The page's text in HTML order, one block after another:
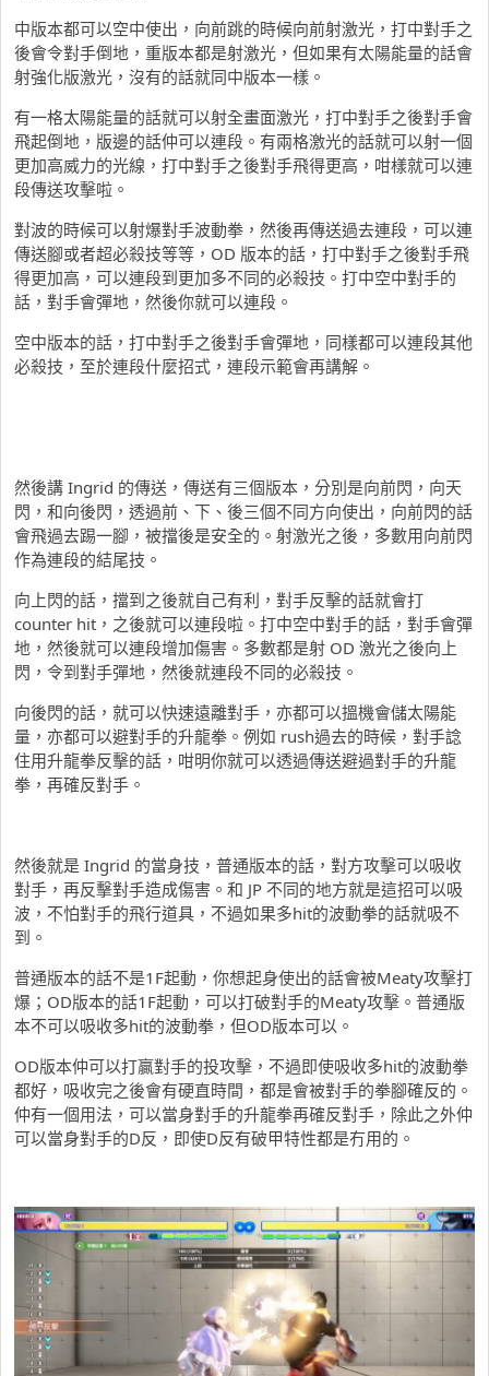
中版本都可以空中使出，向前跳的時候向前射激光，打中對手之
後會令對手倒地，重版本都是射激光，但如果有太陽能量的話會
射強化版激光，沒有的話就同中版本一樣。
有一格太陽能量的話就可以射全畫面激光，打中對手之後對手會
飛起倒地，版邊的話仲可以連段。有兩格激光的話就可以射一個
更加高威力的光線，打中對手之後對手飛得更高，咁樣就可以連
段傳送攻擊啦。
對波的時候可以射爆對手波動拳，然後再傳送過去連段，可以連
傳送腳或者超必殺技等等，OD 版本的話，打中對手之後對手飛
得更加高，可以連段到更加多不同的必殺技。打中空中對手的
話，對手會彈地，然後你就可以連段。
空中版本的話，打中對手之後對手會彈地，同樣都可以連段其他
必殺技，至於連段什麼招式，連段示範會再講解。
然後講 Ingrid 的傳送，傳送有三個版本，分別是向前閃，向天
閃，和向後閃，透過前、下、後三個不同方向使出，向前閃的話
會飛過去踢一腳，被擋後是安全的。射激光之後，多數用向前閃
作為連段的結尾技。
向上閃的話，擋到之後就自己有利，對手反擊的話就會打
counter hit，之後就可以連段啦。打中空中對手的話，對手會彈
地，然後就可以連段增加傷害。多數都是射 OD 激光之後向上
閃，令到對手彈地，然後就連段不同的必殺技。
向後閃的話，就可以快速遠離對手，亦都可以搵機會儲太陽能
量，亦都可以避對手的升龍拳。例如 rush過去的時候，對手諗
住用升龍拳反擊的話，咁明你就可以透過傳送避過對手的升龍
拳，再確反對手。
然後就是 Ingrid 的當身技，普通版本的話，對方攻擊可以吸收
對手，再反擊對手造成傷害。和 JP 不同的地方就是這招可以吸
波，不怕對手的飛行道具，不過如果多hit的波動拳的話就吸不
到。
普通版本的話不是1F起動，你想起身使出的話會被Meaty攻擊打
爆；OD版本的話1F起動，可以打破對手的Meaty攻擊。普通版
本不可以吸收多hit的波動拳，但OD版本可以。
OD版本仲可以打贏對手的投攻擊，不過即使吸收多hit的波動拳
都好，吸收完之後會有硬直時間，都是會被對手的拳腳確反的。
仲有一個用法，可以當身對手的升龍拳再確反對手，除此之外仲
可以當身對手的D反，即使D反有破甲特性都是冇用的。